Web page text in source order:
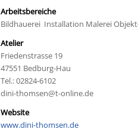
Arbeitsbereiche
Bildhauerei Installation Malerei
Atelier
Friedenstrasse 19
47551 Bedburg-Hau
Tel.: 02824-6102
dini-thomsen@t-online.de
Website
www.dini-thomsen.de